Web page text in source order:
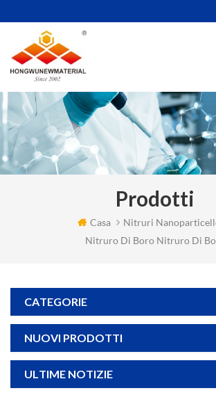
Prodotti
Casa
Nitruri
Nitruro Di Boro Nitruro Di
CATEGORIE
NUOVI PRODOTTI
ULTIME NOTIZIE